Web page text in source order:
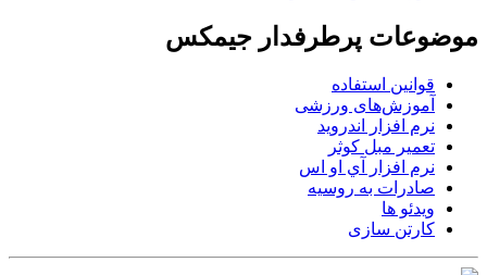
موضوعات پرطرفدار جیمکس
قوانین استفاده
آموزش‌های ورزشی
نرم افزار اندروید
تعمیر مبل کوثر
نرم افزار آي او اس
صادرات به روسیه
ویدئو ها
کارتن سازی